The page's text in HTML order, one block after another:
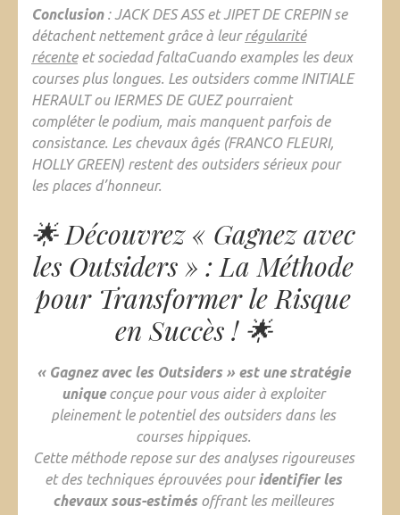
Conclusion:JACK DES ASS et JIPET DE CREPINse
détachent nettement grâce à leurrégularité
récenteet sociedad faltaCuando examples les deux
courses plus longues. Les outsiders comme INITIALE
HERAULT ou IERMES DE GUEZ pourraient
compléter le podium, mais manquent parfois de
consistance. Les chevaux âgés (FRANCO FLEURI,
HOLLY GREEN) restent des outsiders sérieux pour
les places d’honneur.
🌟 Découvrez « Gagnez avec
les Outsiders » : La Méthode
pour Transformer le Risque
en Succès ! 🌟
« Gagnez avec les Outsiders » est une stratégie
uniqueconçue pour vous aider à exploiter
pleinement le potentiel des outsiders dans les
courses hippiques.
Cette méthode repose sur des analyses rigoureuses
et des techniques éprouvées pouridentifier les
chevaux sous-estimés offrant les meilleures